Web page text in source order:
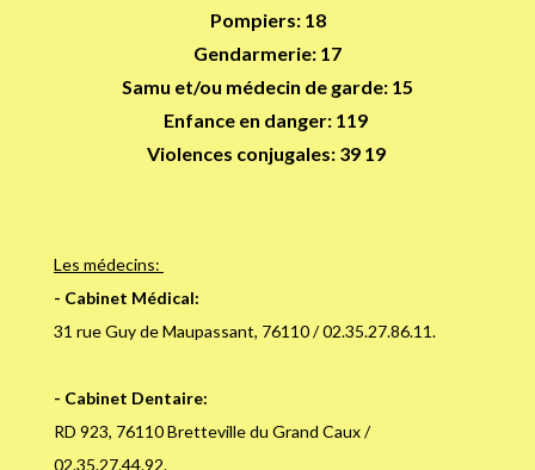
Pompiers: 18
Gendarmerie: 17
Samu et/ou médecin de garde: 15
Enfance en danger: 119
Violences conjugales: 39 19
Les médecins:
- Cabinet Médical:
31 rue Guy de Maupassant, 76110 / 02.35.27.86.11.
- Cabinet Dentaire:
RD 923, 76110 Bretteville du Grand Caux /
02.35.27.44.92.